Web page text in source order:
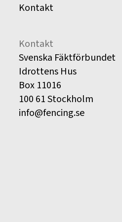
Kontakt
Kontakt
Svenska Fäktförbundet
Idrottens Hus
Box 11016
100 61 Stockholm
info@fencing.se